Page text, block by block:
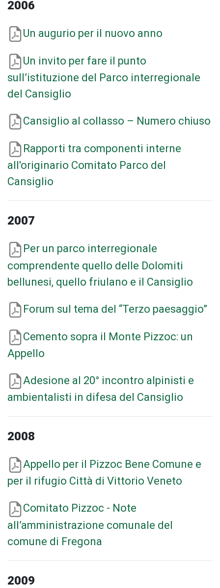
2006
Un augurio per il nuovo anno
Un invito per fare il punto
sull’istituzione del Parco interregionale
del Cansiglio
Cansiglio al collasso – Numero chiuso
Rapporti tra componenti interne
all'originario Comitato Parco del
Cansiglio
2007
Per un parco interregionale
comprendente quello delle Dolomiti
bellunesi, quello friulano e il Cansiglio
Forum sul tema del “Terzo paesaggio”
Cemento sopra il Monte Pizzoc: un
Appello
Adesione al 20° incontro alpinisti e
ambientalisti in difesa del Cansiglio
2008
Appello per il Pizzoc Bene Comune e
per il rifugio Città di Vittorio Veneto
Comitato Pizzoc - Note
all’amministrazione comunale del
comune di Fregona
2009